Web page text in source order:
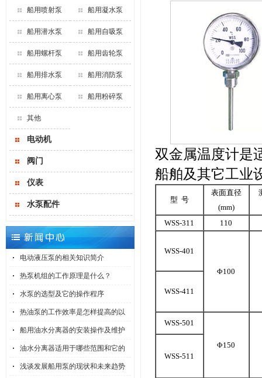
船用喷射泵 船用凝水泵
船用潜水泵 船用自吸泵
船用螺杆泵 船用齿轮泵
船用排水泵 船用消防泵
船用离心泵 船用粉碎泵
其他
电动机
阀门
仪表
水泵配件
电动液压泵的相关知识简介
热泵机组的工作原理是什么？
水泵的选型及它的操作程序
热油泵的工作效率是怎样提高的以
船用油水分离器的安装操作及维护
油水分离器适用于哪些范围和它的
浅谈发展船用泵的现状和未来趋势
双金属温度计是
船舶及其它工业
型 号
表面直径
(mm)
WSS-311 110
WSS-401
Φ100
WSS-411
WSS-501
Φ150
WSS-511